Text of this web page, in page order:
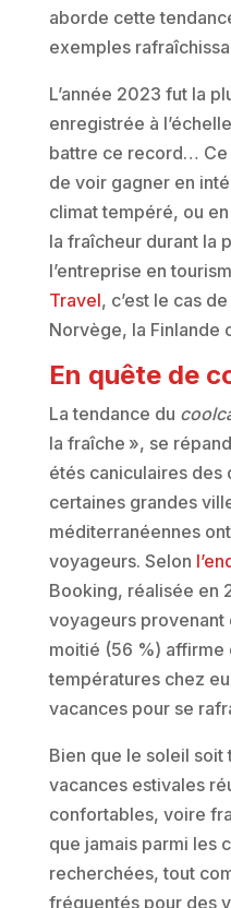
aborde cette
exemples
L’année 2023 fut la
enregistrée à
battre ce record… Ce
de voir gagner en
climat tempéré, ou
la fraîcheur durant la
l’entreprise en
Travel, c’est le cas
Norvège, la Finlande
En quête de
La tendance du
la fraîche », se
étés caniculaires des
certaines grandes
méditerranéennes
voyageurs. Selon
Booking, réalisée en
voyageurs provenant
moitié (56 %) affirme
températures chez
vacances pour se
Bien que le soleil soit
vacances estivales
confortables, voire
que jamais parmi les
recherchées, tout
fréquentés pour des